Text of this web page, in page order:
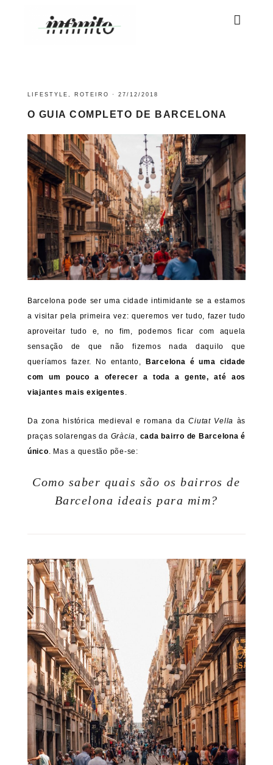
LIFESTYLE , ROTEIRO · 27/12/2018
O GUIA COMPLETO DE BARCELONA
Barcelona pode ser uma cidade intimidante se a estamos
a visitar pela primeira vez: queremos ver tudo, fazer tudo
aproveitar tudo e, no fim, podemos ficar com aquela
sensação de que não fizemos nada daquilo que
queríamos fazer. No entanto,
Barcelona é uma cidade
com um pouco a oferecer a toda a gente, até aos
viajantes mais exigentes .
Da zona histórica medieval e romana daCiutat Vella às
praças solarengas da Gràcia, cada bairro de Barcelona é
único. Mas a questão põe-se:
Como saber quais são os bairros de
Barcelona ideais para mim?